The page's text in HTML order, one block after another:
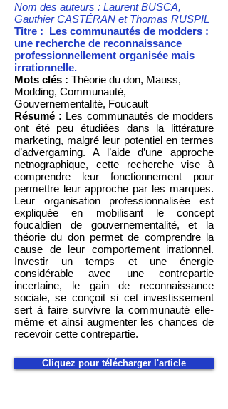
Nom des auteurs : Laurent BUSCA,
Gauthier CASTÉRAN et Thomas RUSPIL
Titre : Les communautés de modders :
une recherche de reconnaissance
professionnellement organisée mais
irrationnelle.
Mots clés : Théorie du don, Mauss,
Modding, Communauté,
Gouvernementalité, Foucault
Résumé : Les communautés de modders
ont été peu étudiées dans la littérature
marketing, malgré leur potentiel en termes
d’advergaming. A l’aide d’une approche
netnographique, cette recherche vise à
comprendre leur fonctionnement pour
permettre leur approche par les marques.
Leur organisation professionnalisée est
expliquée en mobilisant le concept
foucaldien de gouvernementalité, et la
théorie du don permet de comprendre la
cause de leur comportement irrationnel.
Investir un temps et une énergie
considérable avec une contrepartie
incertaine, le gain de reconnaissance
sociale, se conçoit si cet investissement
sert à faire survivre la communauté elle-
même et ainsi augmenter les chances de
recevoir cette contrepartie.
Cliquez pour télécharger l'article